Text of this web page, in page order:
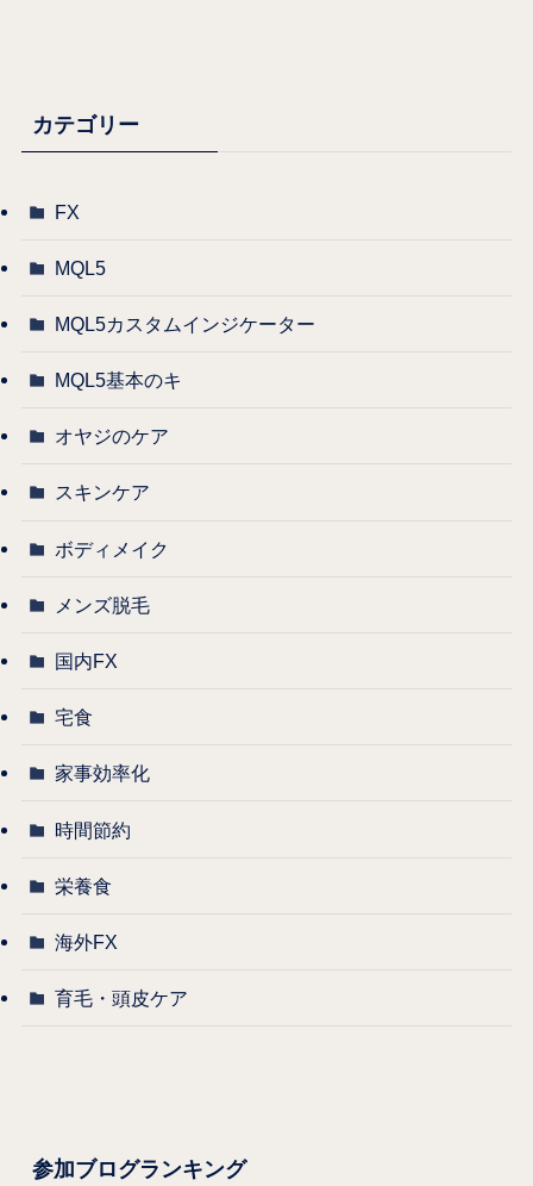
カテゴリー
FX
MQL5
MQL5カスタムインジケーター
MQL5基本のキ
オヤジのケア
スキンケア
ボディメイク
メンズ脱毛
国内FX
宅食
家事効率化
時間節約
栄養食
海外FX
育毛・頭皮ケア
参加ブログランキング